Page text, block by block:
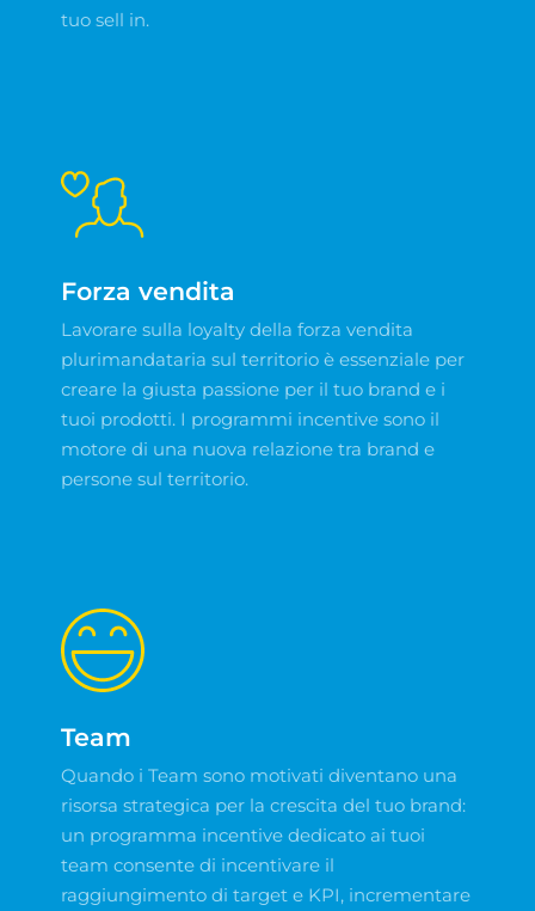
tuo sell in.
Forza vendita
Lavorare sulla loyalty della forza vendita
plurimandataria sul territorio è essenziale per
creare la giusta passione per il tuo brand e i
tuoi prodotti. I programmi incentive sono il
motore di una nuova relazione tra brand e
persone sul territorio.
Team
Quando i Team sono motivati diventano una
risorsa strategica per la crescita del tuo brand:
un programma incentive dedicato ai tuoi
team consente di incentivare il
raggiungimento di target e KPI, incrementare